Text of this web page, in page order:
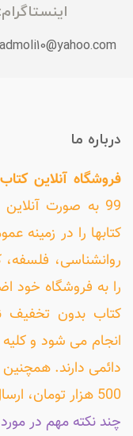
درباره ما
فروشگاه آنلاین
99 به صورت
کتابها را در زمینه
روانشناسی،
را به فروشگاه خود
کتاب بدون تخفیف
دائمی دارند.
500 هزار تومان، ارسال رایگان هست...
چند نکته مهم در